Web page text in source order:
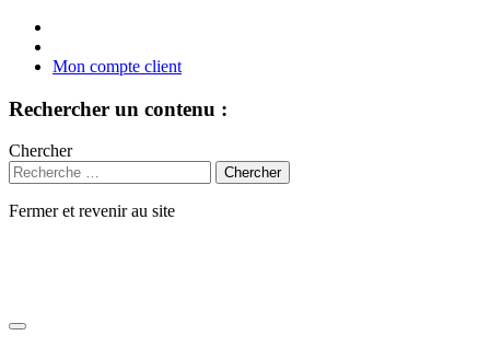
Mon compte client
Rechercher un contenu :
Chercher
Fermer et revenir au site